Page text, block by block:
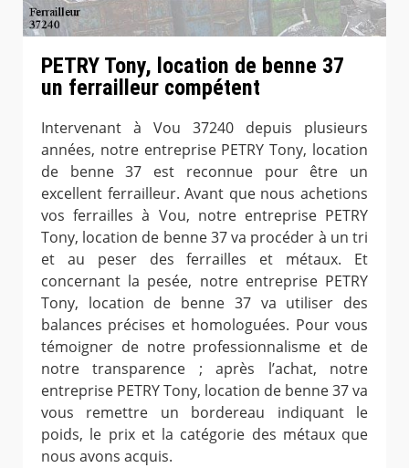
PETRY Tony, location de benne 37
un ferrailleur compétent
Intervenant à Vou 37240 depuis plusieurs
années, notre entreprise PETRY Tony, location
de benne 37 est reconnue pour être un
excellent ferrailleur. Avant que nous achetions
vos ferrailles à Vou, notre entreprise PETRY
Tony, location de benne 37 va procéder à un tri
et au peser des ferrailles et métaux. Et
concernant la pesée, notre entreprise PETRY
Tony, location de benne 37 va utiliser des
balances précises et homologuées. Pour vous
témoigner de notre professionnalisme et de
notre transparence ; après l’achat, notre
entreprise PETRY Tony, location de benne 37 va
vous remettre un bordereau indiquant le
poids, le prix et la catégorie des métaux que
nous avons acquis.